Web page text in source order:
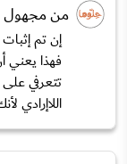
من مجهول
إن تم
فهذا يعني
تتعرفي على
اللاإرادي